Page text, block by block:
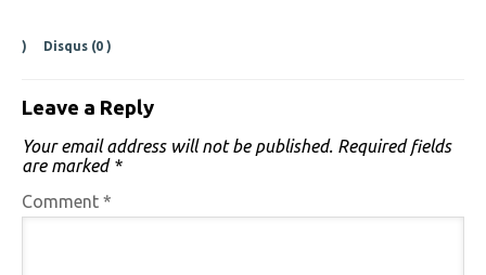
) Disqus (0 )
Leave a Reply
Your email address will not be published. Required fields
are marked *
Comment *